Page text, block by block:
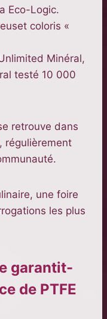
Eco-Logic.
coloris «
Minéral,
testé 10 000
retrouve dans
, régulièrement
une foire
les plus
garantit-
de PTFE